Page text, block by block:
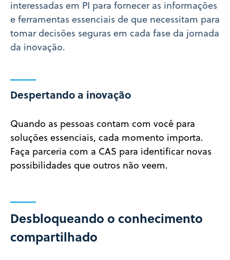
interessadas em PI para fornecer as informações
e ferramentas essenciais de que necessitam para
tomar decisões seguras em cada fase da jornada
da inovação.
Despertando a inovação
Quando as pessoas contam com você para
soluções essenciais, cada momento importa.
Faça parceria com a CAS para identificar novas
possibilidades que outros não veem.
Desbloqueando o conhecimento
compartilhado